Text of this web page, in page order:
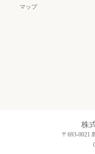
マップ
株
〒693-0021